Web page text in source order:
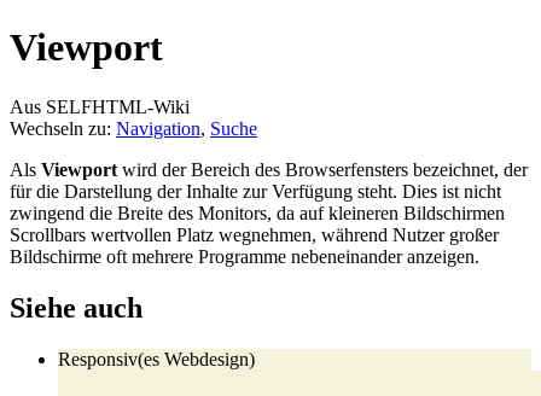
Viewport
Aus SELFHTML-Wiki
Wechseln zu: Navigation, Suche
Als Viewport wird der Bereich des Browserfensters bezeichnet, der
für die Darstellung der Inhalte zur Verfügung steht. Dies ist nicht
zwingend die Breite des Monitors, da auf kleineren Bildschirmen
Scrollbars wertvollen Platz wegnehmen, während Nutzer großer
Bildschirme oft mehrere Programme nebeneinander anzeigen.
Siehe auch
Responsiv(es Webdesign)